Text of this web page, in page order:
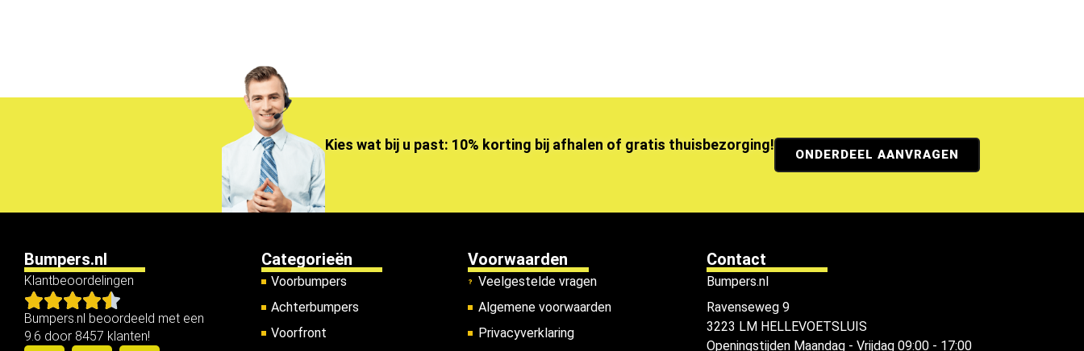
Kies wat bij u past: 10% korting bij afhalen of gratis thuisbezorging!
ONDERDEEL AANVRAGEN
Bumpers.nl
Klantbeoordelingen
Bumpers.nl beoordeeld met een
9.6 door 8457 klanten!
Categorieën
Voorbumpers
Achterbumpers
Voorfront
Voorwaarden
Veelgestelde vragen
Algemene voorwaarden
Privacyverklaring
Contact
Bumpers.nl
Ravenseweg 9
3223 LM HELLEVOETSLUIS
OpeningstijdenMaandag - Vrijdag 09:00 - 17:00